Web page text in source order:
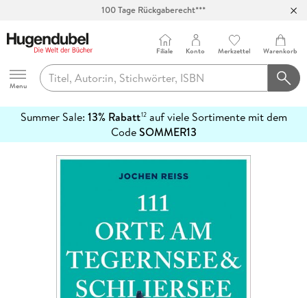
100 Tage Rückgaberecht***
Hugendubel
Menu
Filiale Konto Merkzettel Warenkorb
Summer Sale: 13% Rabatt12auf viele Sortimente mit dem
CodeSOMMER13
erfahren